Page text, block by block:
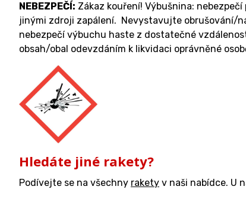
NEBEZPEČÍ: Zákaz kouření! Výbušnina:
jinými zdroji zapálení. Nevystavujte obrušování/
nebezpečí výbuchu haste z dostatečné
obsah/obal odevzdáním k likvidaci oprávněné
Hledáte jiné rakety?
Podívejte se na všechny rakety v naši nabídce. U